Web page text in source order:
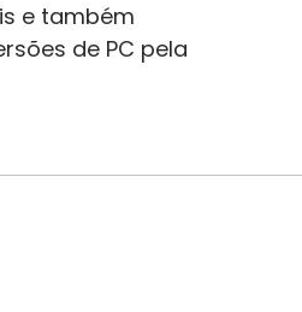
e também
de PC pela